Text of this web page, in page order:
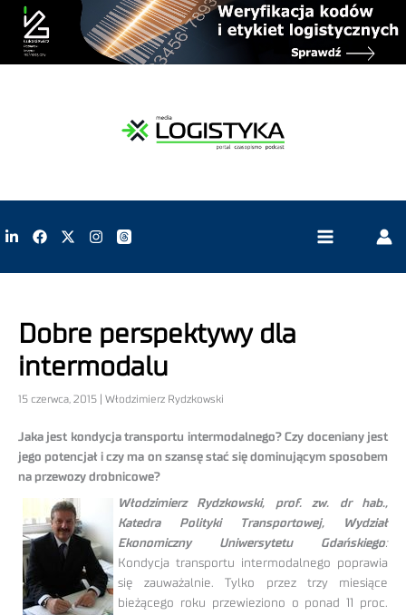
Dobre perspektywy dla
intermodalu
15 czerwca, 2015 | Włodzimierz Rydzkowski
Jaka jest kondycja transportu intermodalnego? Czy doceniany jest
jego potencjał i czy ma on szansę stać się dominującym sposobem
na przewozy drobnicowe?
Włodzimierz Rydzkowski, prof. zw. dr hab.,
Katedra Polityki Transportowej, Wydział
Ekonomiczny Uniwersytetu Gdańskiego:
Kondycja transportu intermodalnego poprawia
się zauważalnie. Tylko przez trzy miesiące
bieżącego roku przewieziono o ponad 11 proc.